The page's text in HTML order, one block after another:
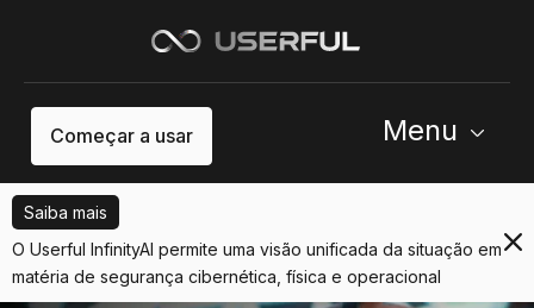
Começar a usar Menu
Saiba mais
O Userful InfinityAI permite uma visão unificada da situação em
matéria de segurança cibernética, física e operacional